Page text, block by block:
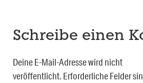
Schreibe einen
Deine E-Mail-Adresse wird nicht
veröffentlicht. Erforderliche Felder